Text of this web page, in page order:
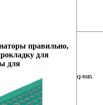
правильно,
для
для
Q-9185